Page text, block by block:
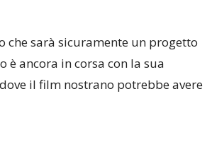
sarà sicuramente un progetto
è ancora in corsa con la sua
il film nostrano potrebbe avere